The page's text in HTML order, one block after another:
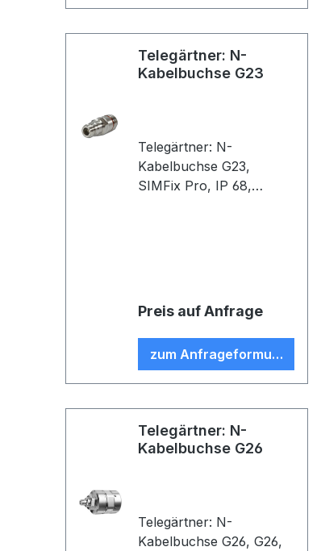
Telegärtner: N-
Kabelbuchse G23
Telegärtner: N-
Kabelbuchse G23,
SIMFix Pro, IP 68,
Preis auf Anfrage
zum Anfrageformular
Telegärtner: N-
Kabelbuchse G26
Telegärtner: N-
Kabelbuchse G26, G26,